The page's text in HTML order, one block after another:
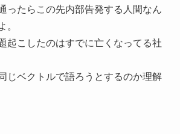
ったらこの先内部告発する人間なん
。
起こしたのはすでに亡くなってる社
じベクトルで語ろうとするのか理解